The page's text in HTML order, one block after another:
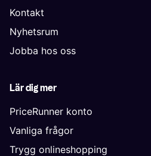
Kontakt
Nyhetsrum
Jobba hos oss
Lär dig mer
PriceRunner konto
Vanliga frågor
Trygg onlineshopping